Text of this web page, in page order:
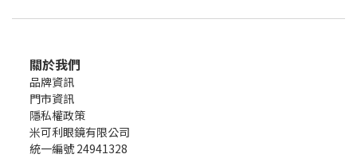
關於我們
品牌資訊
門市資訊
隱私權政策
米可利眼鏡有限公司
統一編號 24941328